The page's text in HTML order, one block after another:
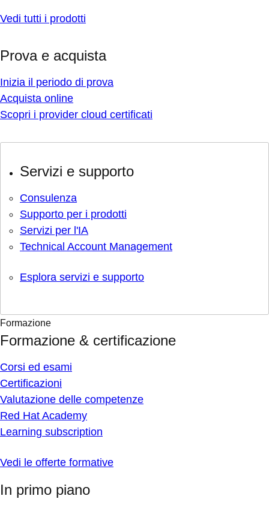
Vedi tutti i prodotti
Prova e acquista
Inizia il periodo di prova
Acquista online
Scopri i provider cloud certificati
Servizi e supporto
Consulenza
Supporto per i prodotti
Servizi per l'IA
Technical Account Management
Esplora servizi e supporto
Formazione
Formazione & certificazione
Corsi ed esami
Certificazioni
Valutazione delle competenze
Red Hat Academy
Learning subscription
Vedi le offerte formative
In primo piano